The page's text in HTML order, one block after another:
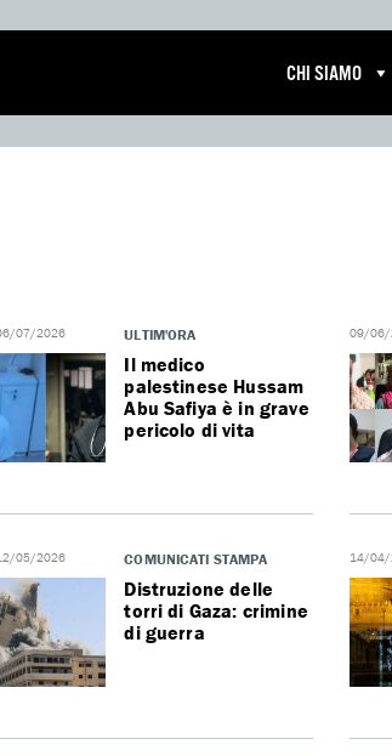
CHI SIAMO
07/2026 ULTIM'ORA
Il medico
palestinese Hussam
Abu Safiya è in grave
pericolo di vita
09/06/
05/2026 COMUNICATI STAMPA
Distruzione delle
torri di Gaza: crimine
di guerra
14/04/